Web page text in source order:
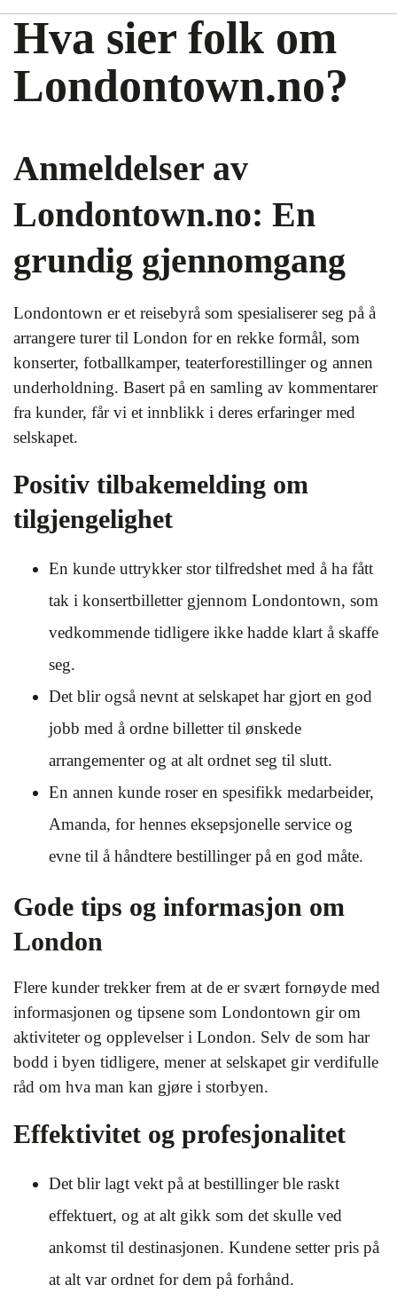
Hva sier folk om
Londontown.no?
Anmeldelser av
Londontown.no: En
grundig gjennomgang
Londontown er et reisebyrå som spesialiserer seg på å
arrangere turer til London for en rekke formål, som
konserter, fotballkamper, teaterforestillinger og annen
underholdning. Basert på en samling av kommentarer
fra kunder, får vi et innblikk i deres erfaringer med
selskapet.
Positiv tilbakemelding om
tilgjengelighet
En kunde uttrykker stor tilfredshet med å ha fått
tak i konsertbilletter gjennom Londontown, som
vedkommende tidligere ikke hadde klart å skaffe
seg.
Det blir også nevnt at selskapet har gjort en god
jobb med å ordne billetter til ønskede
arrangementer og at alt ordnet seg til slutt.
En annen kunde roser en spesifikk medarbeider,
Amanda, for hennes eksepsjonelle service og
evne til å håndtere bestillinger på en god måte.
Gode tips og informasjon om
London
Flere kunder trekker frem at de er svært fornøyde med
informasjonen og tipsene som Londontown gir om
aktiviteter og opplevelser i London. Selv de som har
bodd i byen tidligere, mener at selskapet gir verdifulle
råd om hva man kan gjøre i storbyen.
Effektivitet og profesjonalitet
Det blir lagt vekt på at bestillinger ble raskt
effektuert, og at alt gikk som det skulle ved
ankomst til destinasjonen. Kundene setter pris på
at alt var ordnet for dem på forhånd.